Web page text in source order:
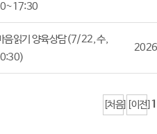
음읽기 양육상담(7/22, 수,
[처음] [이전] 1